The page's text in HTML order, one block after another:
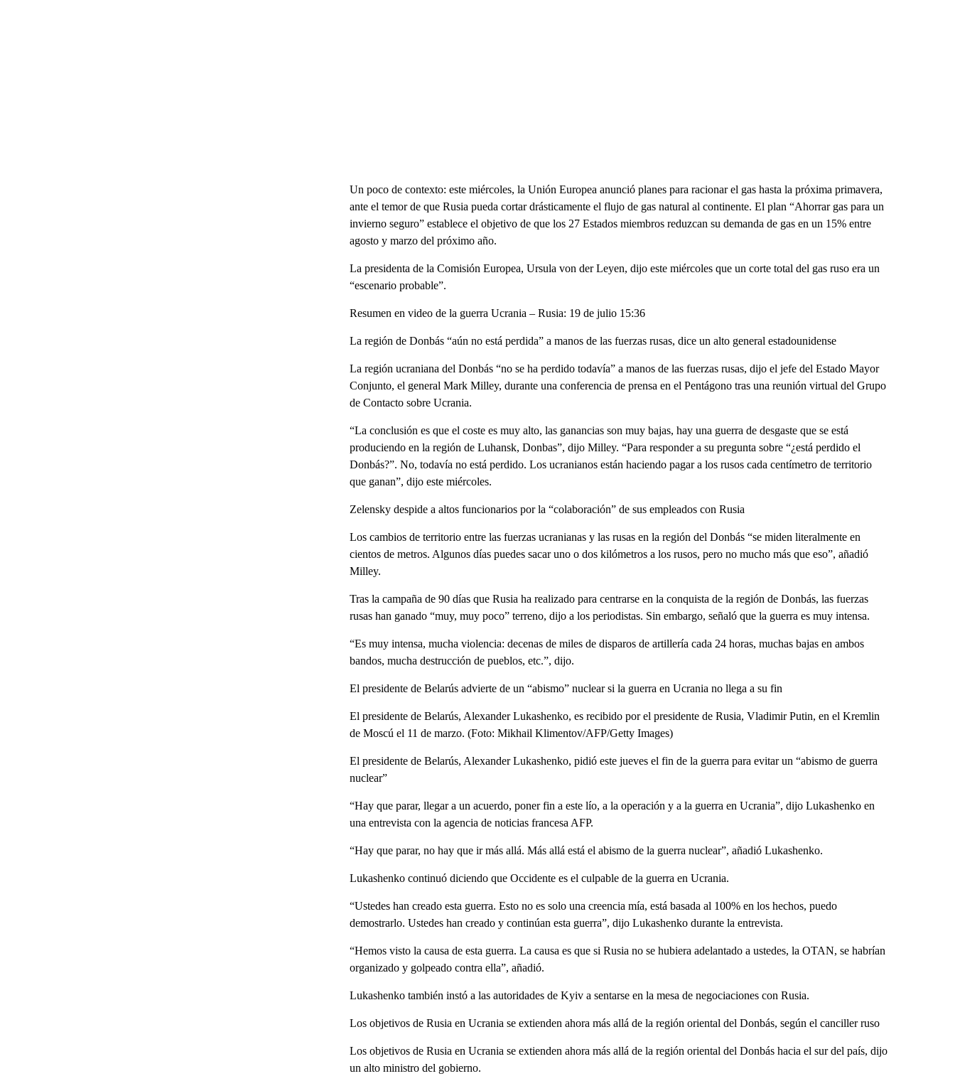
Un poco de contexto: este miércoles, la Unión Europea anunció planes para racionar el gas hasta la próxima primavera,
ante el temor de que Rusia pueda cortar drásticamente el flujo de gas natural al continente. El plan “Ahorrar gas para un
invierno seguro” establece el objetivo de que los 27 Estados miembros reduzcan su demanda de gas en un 15% entre
agosto y marzo del próximo año.
La presidenta de la Comisión Europea, Ursula von der Leyen, dijo este miércoles que un corte total del gas ruso era un
“escenario probable”.
Resumen en video de la guerra Ucrania – Rusia: 19 de julio 15:36
La región de Donbás “aún no está perdida” a manos de las fuerzas rusas, dice un alto general estadounidense
La región ucraniana del Donbás “no se ha perdido todavía” a manos de las fuerzas rusas, dijo el jefe del Estado Mayor
Conjunto, el general Mark Milley, durante una conferencia de prensa en el Pentágono tras una reunión virtual del Grupo
de Contacto sobre Ucrania.
“La conclusión es que el coste es muy alto, las ganancias son muy bajas, hay una guerra de desgaste que se está
produciendo en la región de Luhansk, Donbas”, dijo Milley. “Para responder a su pregunta sobre “¿está perdido el
Donbás?”. No, todavía no está perdido. Los ucranianos están haciendo pagar a los rusos cada centímetro de territorio
que ganan”, dijo este miércoles.
Zelensky despide a altos funcionarios por la “colaboración” de sus empleados con Rusia
Los cambios de territorio entre las fuerzas ucranianas y las rusas en la región del Donbás “se miden literalmente en
cientos de metros. Algunos días puedes sacar uno o dos kilómetros a los rusos, pero no mucho más que eso”, añadió
Milley.
Tras la campaña de 90 días que Rusia ha realizado para centrarse en la conquista de la región de Donbás, las fuerzas
rusas han ganado “muy, muy poco” terreno, dijo a los periodistas. Sin embargo, señaló que la guerra es muy intensa.
“Es muy intensa, mucha violencia: decenas de miles de disparos de artillería cada 24 horas, muchas bajas en ambos
bandos, mucha destrucción de pueblos, etc.”, dijo.
El presidente de Belarús advierte de un “abismo” nuclear si la guerra en Ucrania no llega a su fin
El presidente de Belarús, Alexander Lukashenko, es recibido por el presidente de Rusia, Vladimir Putin, en el Kremlin
de Moscú el 11 de marzo. (Foto: Mikhail Klimentov/AFP/Getty Images)
El presidente de Belarús, Alexander Lukashenko, pidió este jueves el fin de la guerra para evitar un “abismo de guerra
nuclear”
“Hay que parar, llegar a un acuerdo, poner fin a este lío, a la operación y a la guerra en Ucrania”, dijo Lukashenko en
una entrevista con la agencia de noticias francesa AFP.
“Hay que parar, no hay que ir más allá. Más allá está el abismo de la guerra nuclear”, añadió Lukashenko.
Lukashenko continuó diciendo que Occidente es el culpable de la guerra en Ucrania.
“Ustedes han creado esta guerra. Esto no es solo una creencia mía, está basada al 100% en los hechos, puedo
demostrarlo. Ustedes han creado y continúan esta guerra”, dijo Lukashenko durante la entrevista.
“Hemos visto la causa de esta guerra. La causa es que si Rusia no se hubiera adelantado a ustedes, la OTAN, se habrían
organizado y golpeado contra ella”, añadió.
Lukashenko también instó a las autoridades de Kyiv a sentarse en la mesa de negociaciones con Rusia.
Los objetivos de Rusia en Ucrania se extienden ahora más allá de la región oriental del Donbás, según el canciller ruso
Los objetivos de Rusia en Ucrania se extienden ahora más allá de la región oriental del Donbás hacia el sur del país, dijo
un alto ministro del gobierno.